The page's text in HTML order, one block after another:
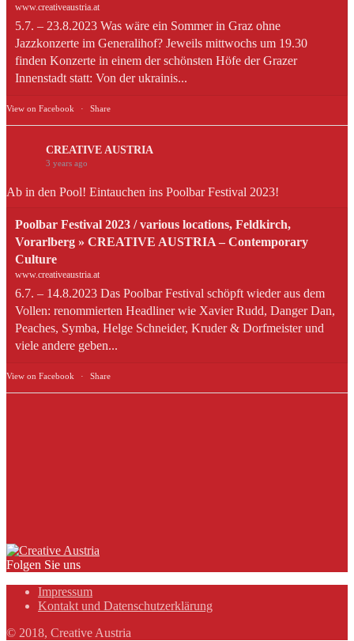
www.creativeaustria.at
5.7. – 23.8.2023 Was wäre ein Sommer in Graz ohne
Jazzkonzerte im Generalihof? Jeweils mittwochs um 19.30
finden Konzerte in einem der schönsten Höfe der Grazer
Innenstadt statt: Von der ukrainis...
View on Facebook · Share
CREATIVE AUSTRIA
3 years ago
Ab in den Pool! Eintauchen ins Poolbar Festival 2023!
Poolbar Festival 2023 / various locations, Feldkirch,
Vorarlberg » CREATIVE AUSTRIA – Contemporary
Culture
www.creativeaustria.at
6.7. – 14.8.2023 Das Poolbar Festival schöpft wieder aus dem
Vollen: renommierten Headliner wie Xavier Rudd, Danger Dan,
Peaches, Symba, Helge Schneider, Kruder & Dorfmeister und
viele andere geben...
View on Facebook · Share
Folgen Sie uns
Impressum
Kontakt und Datenschutzerklärung
© 2018, Creative Austria